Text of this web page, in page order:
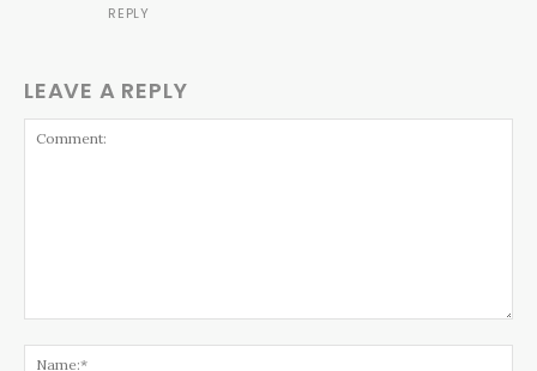
REPLY
LEAVE A REPLY